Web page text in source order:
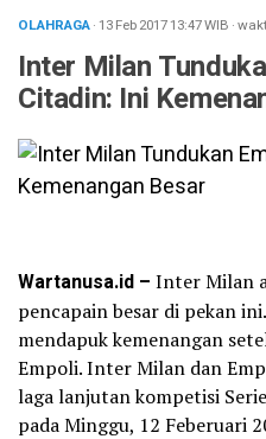
OLAHRAGA· 13 Feb 201713:47WIB ·
Inter Milan
Citadin: Ini
Wartanusa.id – Inter Milan
pencapain besar di pekan
mendapuk kemenangan
Empoli. Inter Milan dan
laga lanjutan kompetisi
pada Minggu, 12 Feberuari